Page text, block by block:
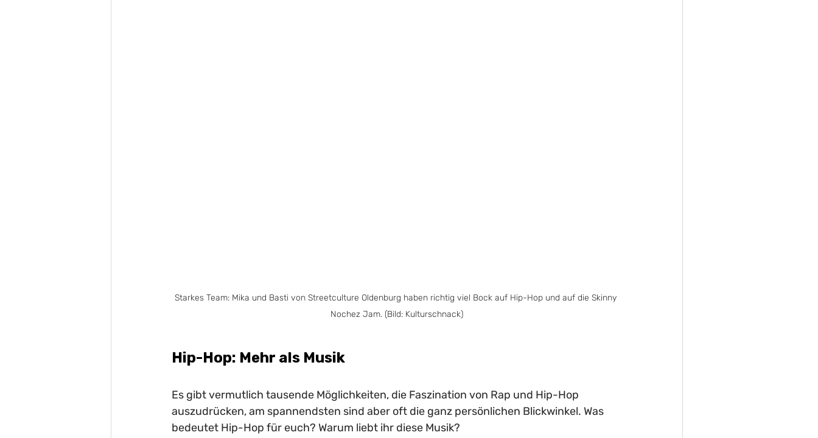
Starkes Team: Mika und Basti von Streetculture Oldenburg haben richtig viel Bock auf Hip-Hop und auf die Skinny
Nochez Jam. (Bild: Kulturschnack)
Hip-Hop: Mehr als Musik
Es gibt vermutlich tausende Möglichkeiten, die Faszination von Rap und Hip-Hop
auszudrücken, am spannendsten sind aber oft die ganz persönlichen Blickwinkel. Was
bedeutet Hip-Hop für euch? Warum liebt ihr diese Musik?